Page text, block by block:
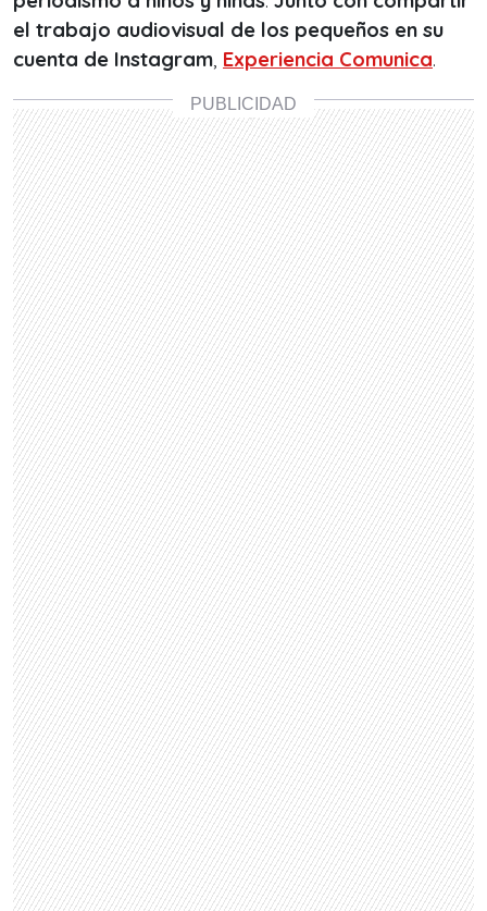
el trabajo audiovisual de los pequeños en su
cuenta de Instagram, Experiencia Comunica.